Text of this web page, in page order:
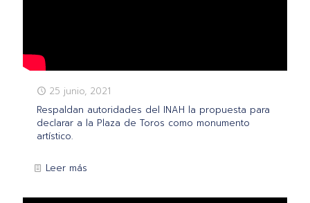
25 junio, 2021
Respaldan autoridades del INAH la propuesta para
declarar a la Plaza de Toros como monumento
artístico.
Leer más